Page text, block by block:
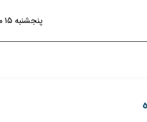
پنجشنبه ۱۵ مرداد ۱۴۰۵